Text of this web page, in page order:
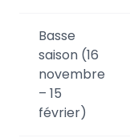
Basse
saison (16
novembre
– 15
février)